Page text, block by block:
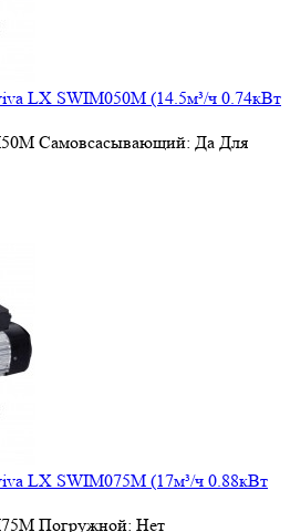
LX SWIM050M (14.5м³/ч 0.74кВт
Самовсасывающий: Да Для
LX SWIM075M (17м³/ч 0.88кВт
Погружной: Нет